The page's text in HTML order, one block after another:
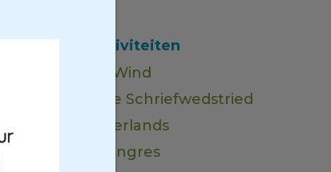
Andere activiteiten
Groninger Wind
Pervinzioale Schriefwedstried
Noord Nederlands
Museumcongres